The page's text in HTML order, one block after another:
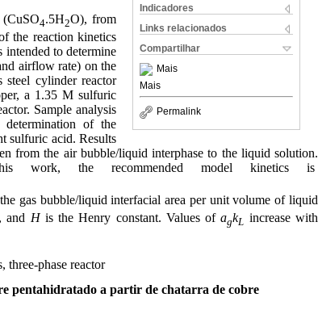
Indicadores
Links relacionados
Compartilhar
Mais
Mais
Permalink
4.5H2O), from
the reaction kinetics
to determine
airflow rate) on the
cylinder reactor
a 1.35 M sulfuric
Sample analysis
of the
sulfuric acid. Results
from the air bubble/liquid interphase to the liquid solution.
work, the recommended model kinetics is
gas bubble/liquid interfacial area per unit volume of liquid
and His the Henry constant. Values ofagkL increase with
three-phase reactor
pentahidratado a partir de chatarra de cobre